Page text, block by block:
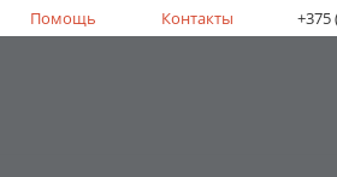
Помощь Контакты +375